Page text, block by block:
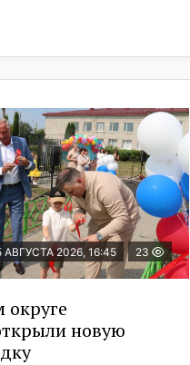
АВГУСТА 2026, 16:45 23
округе
новую